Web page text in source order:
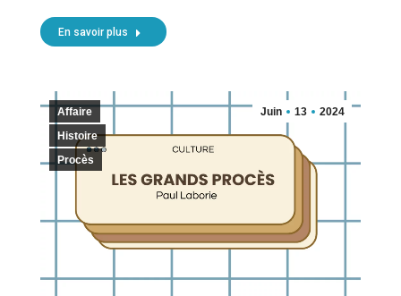
En savoir plus
Juin 13 2024
Affaire
Histoire
Procès